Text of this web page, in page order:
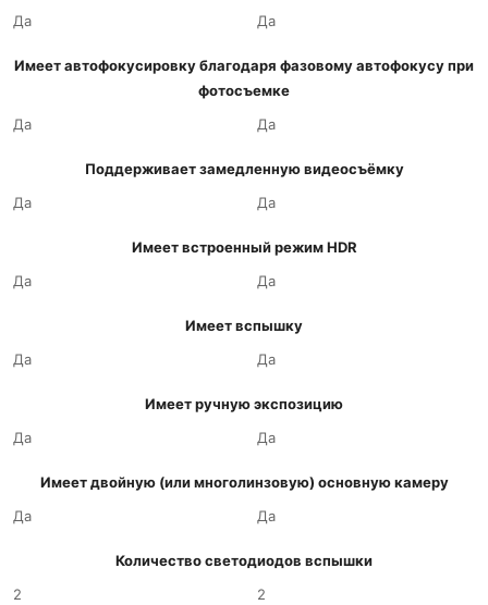
Да
Да
Имеет автофокусировку благодаря фазовому автофокусу при
фотосъемке
Да
Да
Поддерживает замедленную видеосъёмку
Да
Да
Имеет встроенный режим HDR
Да
Да
Имеет вспышку
Да
Да
Имеет ручную экспозицию
Да
Да
Имеет двойную (или многолинзовую) основную камеру
Да
Да
Количество светодиодов вспышки
2
2